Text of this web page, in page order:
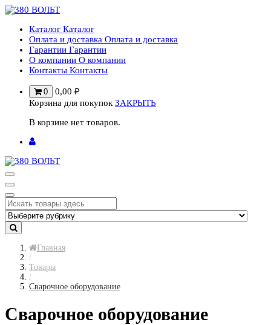
Перейти
содержимому
Каталог Каталог
Оплата и доставка Оплата и доставка
Гарантии Гарантии
О компании О компании
Контакты Контакты
0 0,00 ₽
Корзина для покупок ЗАКРЫТЬ
В корзине нет товаров.
Главная
/
Товары
/
Сварочное оборудование
Сварочное оборудование